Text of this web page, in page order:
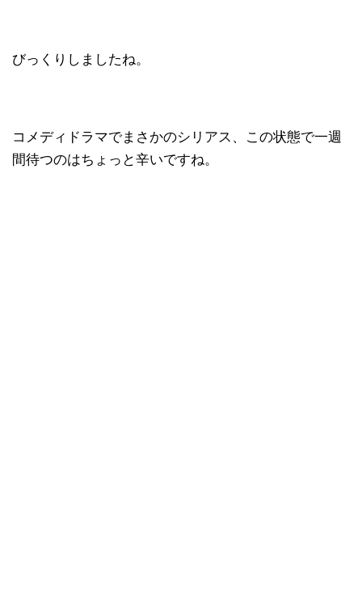
びっくりしましたね。
コメディドラマでまさかのシリアス、この状態で一週
間待つのはちょっと辛いですね。